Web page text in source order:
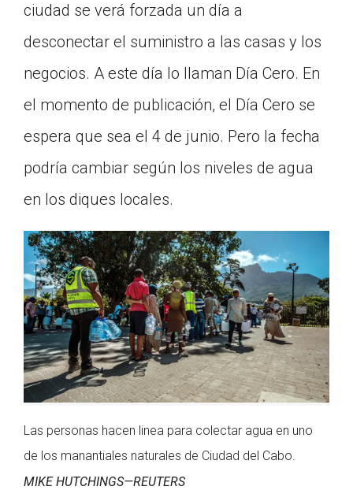
ciudad se verá forzada un día a
desconectar el suministro a las casas y los
negocios. A este día lo llaman Día Cero. En
el momento de publicación, el Día Cero se
espera que sea el 4 de junio. Pero la fecha
podría cambiar según los niveles de agua
en los diques locales.
Las personas hacen linea para colectar agua en uno
de los manantiales naturales de Ciudad del Cabo.
MIKE HUTCHINGS—REUTERS